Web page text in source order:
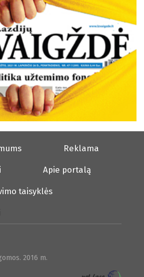
Reklama
Apie portalą
taisyklės
2016 m.